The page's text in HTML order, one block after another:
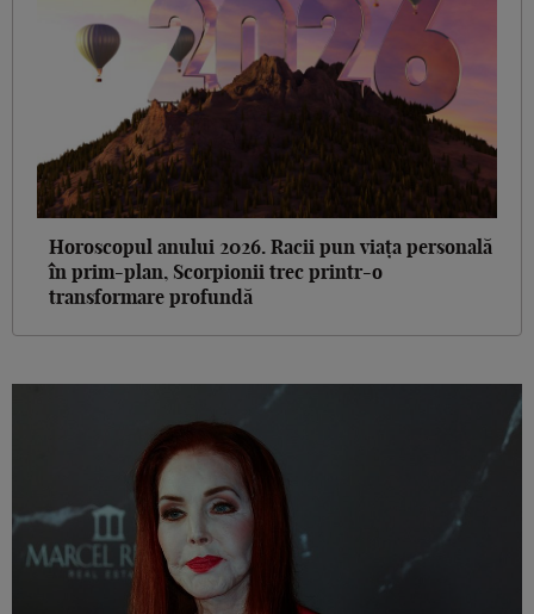
Horoscopul anului 2026. Racii pun viața personală
în prim-plan, Scorpionii trec printr-o
transformare profundă